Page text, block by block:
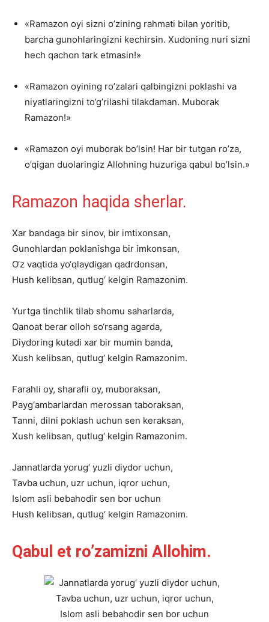
«Ramazon oyi sizni o’zining rahmati bilan yoritib,
barcha gunohlaringizni kechirsin. Xudoning nuri sizni
hech qachon tark etmasin!»
«Ramazon oyining ro’zalari qalbingizni poklashi va
niyatlaringizni to’g’rilashi tilakdaman. Muborak
Ramazon!»
«Ramazon oyi muborak bo’lsin! Har bir tutgan ro’za,
o’qigan duolaringiz Allohning huzuriga qabul bo’lsin.»
Ramazon haqida sherlar.
Xar bandaga bir sinov, bir imtixonsan,
Gunohlardan poklanishga bir imkonsan,
O‘z vaqtida yo‘qlaydigan qadrdonsan,
Hush kelibsan, qutlug‘ kelgin Ramazonim.
Yurtga tinchlik tilab shomu saharlarda,
Qanoat berar olloh so‘rsang agarda,
Diydoring kutadi xar bir mumin banda,
Xush kelibsan, qutlug‘ kelgin Ramazonim.
Farahli oy, sharafli oy, muboraksan,
Payg‘ambarlardan merossan taboraksan,
Tanni, dilni poklash uchun sen keraksan,
Xush kelibsan, qutlug‘ kelgin Ramazonim.
Jannatlarda yorug‘ yuzli diydor uchun,
Tavba uchun, uzr uchun, iqror uchun,
Islom asli bebahodir sen bor uchun
Hush kelibsan, qutlug‘ kelgin Ramazonim.
Qabul et ro’zamizni Allohim.